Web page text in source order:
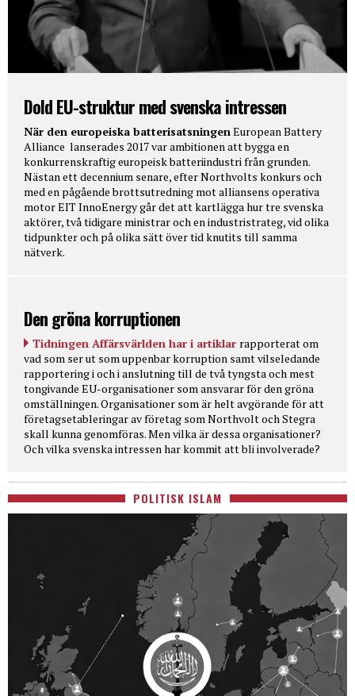
Dold EU-struktur med svenska intressen
När den europeiska batterisatsningen European Battery
Alliance lanserades 2017 var ambitionen att bygga en
konkurrenskraftig europeisk batteriindustri från grunden.
Nästan ett decennium senare, efter Northvolts konkurs och
med en pågående brottsutredning mot alliansens operativa
motor EIT InnoEnergy går det att kartlägga hur tre svenska
aktörer, två tidigare ministrar och en industristrateg, vid olika
tidpunkter och på olika sätt över tid knutits till samma
nätverk.
Den gröna korruptionen
Tidningen Affärsvärlden har i artiklar rapporterat om
vad som ser ut som uppenbar korruption samt vilseledande
rapportering i och i anslutning till de två tyngsta och mest
tongivande EU-organisationer som ansvarar för den gröna
omställningen. Organisationer som är helt avgörande för att
företagsetableringar av företag som Northvolt och Stegra
skall kunna genomföras. Men vilka är dessa organisationer?
Och vilka svenska intressen har kommit att bli involverade?
POLITISK ISLAM